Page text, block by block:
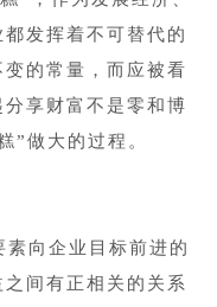
发挥着不可替代的
的常量，而应被看
享财富不是零和博
”做大的过程。
向企业目标前进的
间有正相关的关系